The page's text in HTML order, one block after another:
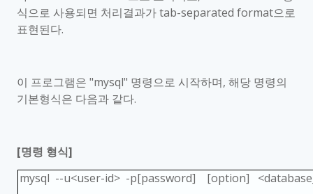
식으로 사용되면 처리결과가tab-separated format으로
표현된다.
이 프로그램은 "mysql" 명령으로 시작하며, 해당 명령의
기본형식은 다음과 같다.
[명령 형식]
mysql --u<user-id> -p[password] [option]